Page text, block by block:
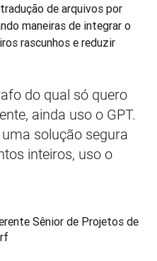
de arquivos por
maneiras de integrar o
rascunhos e reduzir
do qual só quero
ainda uso o GPT.
solução segura
inteiros, uso o
Sênior de Projetos de